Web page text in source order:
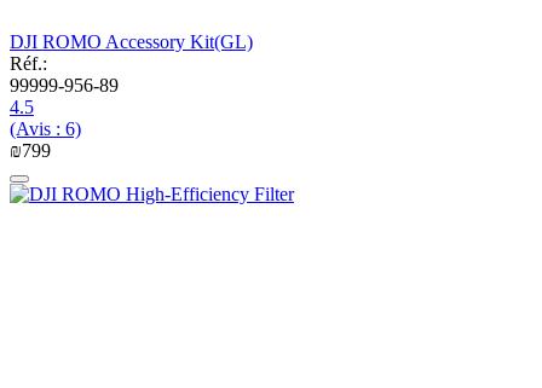
DJI ROMO Accessory Kit(GL)
Réf.:
99999-956-89
4.5
(Avis : 6)
₪‍799‍